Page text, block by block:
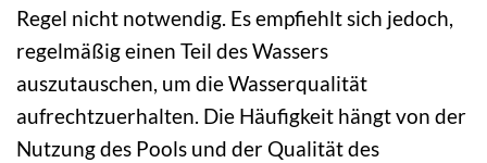
Regel nicht notwendig. Es empfiehlt sich jedoch,
regelmäßig einen Teil des Wassers
auszutauschen, um die Wasserqualität
aufrechtzuerhalten. Die Häufigkeit hängt von der
Nutzung des Pools und der Qualität des